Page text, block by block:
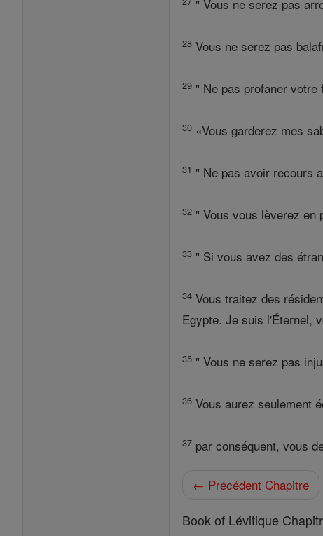
" Vous ne serez pas
28 Vous ne serez pas
29 " Ne pas profaner
30 «Vous garderez mes
31 " Ne pas avoir recours
32 " Vous vous lèverez en
33 " Si vous avez des
34 Vous traitez des
Egypte. Je suis l'Éternel,
35 " Vous ne serez pas
36 Vous aurez seulement
37 par conséquent, vous
← Précédent Chapitre
Book of Lévitique